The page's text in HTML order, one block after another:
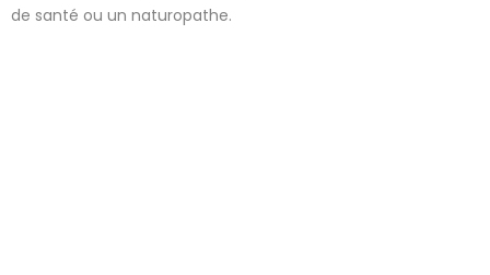
de santé ou un naturopathe.